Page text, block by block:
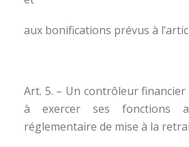
aux bonifications prévus à
Art. 5. – Un contrôleur
à exercer ses fonctions
réglementaire de mise à la